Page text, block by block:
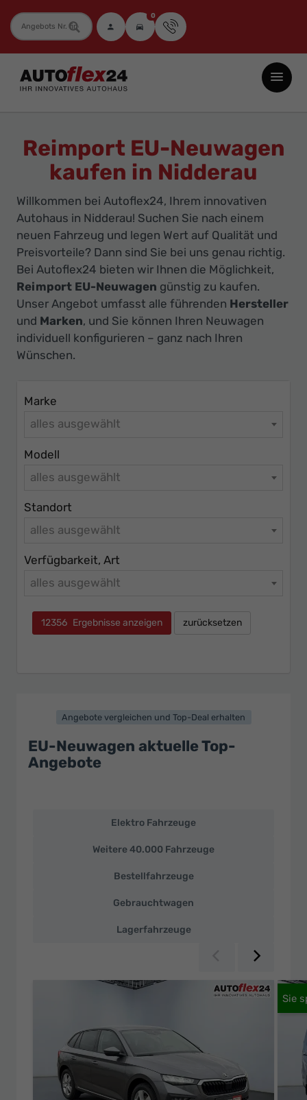
Fahrzeugnummer 0
Autoflex24
GmbH
Neuwagen
Jahreswagen
Gebrauchtwagen
zu
Top-
Preisen
-
Ihr
Innovatives
Autohaus
Reimport EU-Neuwagen
kaufen in Nidderau
Willkommen bei Autoflex24, Ihrem innovativen
Autohaus in Nidderau! Suchen Sie nach einem
neuen Fahrzeug und legen Wert auf Qualität und
Preisvorteile? Dann sind Sie bei uns genau richtig.
Bei Autoflex24 bieten wir Ihnen die Möglichkeit,
Reimport EU-Neuwagen günstig zu kaufen.
Unser Angebot umfasst alle führenden Hersteller
und Marken, und Sie können Ihren Neuwagen
individuell konfigurieren – ganz nach Ihren
Wünschen.
Marke
alles ausgewählt
Modell
alles ausgewählt
Standort
alles ausgewählt
Verfügbarkeit, Art
alles ausgewählt
12356 Ergebnisse anzeigen zurücksetzen
Angebote vergleichen und Top-Deal erhalten
EU-Neuwagen aktuelle Top-
Angebote
Neuwagen
Elektro Fahrzeuge
Weitere 40.000 Fahrzeuge
Bestellfahrzeuge
Gebrauchtwagen
Lagerfahrzeuge
Zurück